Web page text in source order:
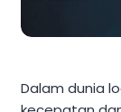
Dalam dunia